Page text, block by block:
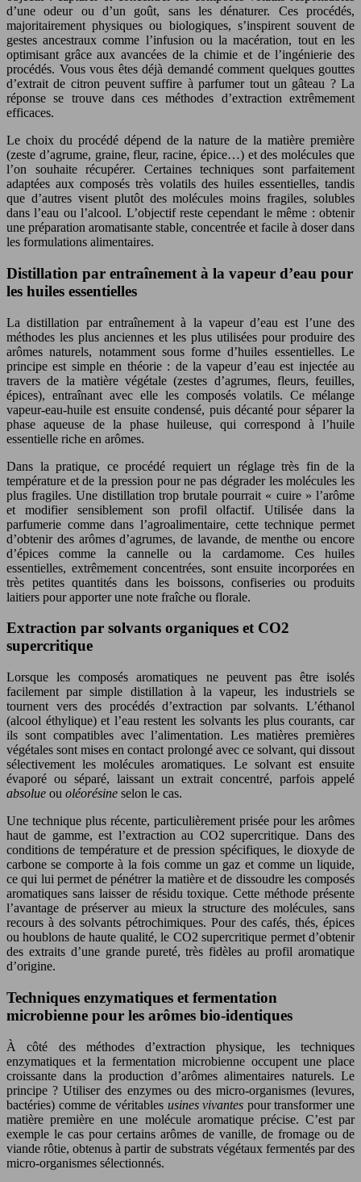
d’une odeur ou d’un goût, sans les dénaturer. Ces procédés,
majoritairement physiques ou biologiques, s’inspirent souvent de
gestes ancestraux comme l’infusion ou la macération, tout en les
optimisant grâce aux avancées de la chimie et de l’ingénierie des
procédés. Vous vous êtes déjà demandé comment quelques gouttes
d’extrait de citron peuvent suffire à parfumer tout un gâteau ? La
réponse se trouve dans ces méthodes d’extraction extrêmement
efficaces.
Le choix du procédé dépend de la nature de la matière première
(zeste d’agrume, graine, fleur, racine, épice…) et des molécules que
l’on souhaite récupérer. Certaines techniques sont parfaitement
adaptées aux composés très volatils des huiles essentielles, tandis
que d’autres visent plutôt des molécules moins fragiles, solubles
dans l’eau ou l’alcool. L’objectif reste cependant le même : obtenir
une préparation aromatisante stable, concentrée et facile à doser dans
les formulations alimentaires.
Distillation par entraînement à la vapeur d’eau pour
les huiles essentielles
La distillation par entraînement à la vapeur d’eau est l’une des
méthodes les plus anciennes et les plus utilisées pour produire des
arômes naturels, notamment sous forme d’huiles essentielles. Le
principe est simple en théorie : de la vapeur d’eau est injectée au
travers de la matière végétale (zestes d’agrumes, fleurs, feuilles,
épices), entraînant avec elle les composés volatils. Ce mélange
vapeur-eau-huile est ensuite condensé, puis décanté pour séparer la
phase aqueuse de la phase huileuse, qui correspond à l’huile
essentielle riche en arômes.
Dans la pratique, ce procédé requiert un réglage très fin de la
température et de la pression pour ne pas dégrader les molécules les
plus fragiles. Une distillation trop brutale pourrait « cuire » l’arôme
et modifier sensiblement son profil olfactif. Utilisée dans la
parfumerie comme dans l’agroalimentaire, cette technique permet
d’obtenir des arômes d’agrumes, de lavande, de menthe ou encore
d’épices comme la cannelle ou la cardamome. Ces huiles
essentielles, extrêmement concentrées, sont ensuite incorporées en
très petites quantités dans les boissons, confiseries ou produits
laitiers pour apporter une note fraîche ou florale.
Extraction par solvants organiques et CO2
supercritique
Lorsque les composés aromatiques ne peuvent pas être isolés
facilement par simple distillation à la vapeur, les industriels se
tournent vers des procédés d’extraction par solvants. L’éthanol
(alcool éthylique) et l’eau restent les solvants les plus courants, car
ils sont compatibles avec l’alimentation. Les matières premières
végétales sont mises en contact prolongé avec ce solvant, qui dissout
sélectivement les molécules aromatiques. Le solvant est ensuite
évaporé ou séparé, laissant un extrait concentré, parfois appelé
absolue ou oléorésine selon le cas.
Une technique plus récente, particulièrement prisée pour les arômes
haut de gamme, est l’extraction au CO2 supercritique. Dans des
conditions de température et de pression spécifiques, le dioxyde de
carbone se comporte à la fois comme un gaz et comme un liquide,
ce qui lui permet de pénétrer la matière et de dissoudre les composés
aromatiques sans laisser de résidu toxique. Cette méthode présente
l’avantage de préserver au mieux la structure des molécules, sans
recours à des solvants pétrochimiques. Pour des cafés, thés, épices
ou houblons de haute qualité, le CO2 supercritique permet d’obtenir
des extraits d’une grande pureté, très fidèles au profil aromatique
d’origine.
Techniques enzymatiques et fermentation
microbienne pour les arômes bio-identiques
À côté des méthodes d’extraction physique, les techniques
enzymatiques et la fermentation microbienne occupent une place
croissante dans la production d’arômes alimentaires naturels. Le
principe ? Utiliser des enzymes ou des micro-organismes (levures,
bactéries) comme de véritables usines vivantes pour transformer une
matière première en une molécule aromatique précise. C’est par
exemple le cas pour certains arômes de vanille, de fromage ou de
viande rôtie, obtenus à partir de substrats végétaux fermentés par des
micro-organismes sélectionnés.